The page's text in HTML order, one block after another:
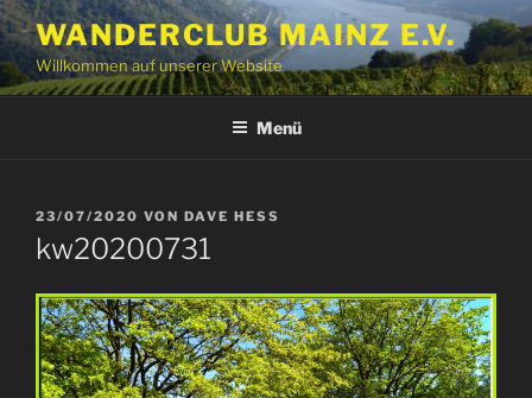
Zum
Inhalt
springen
WANDERCLUB MAINZ E.V.
Willkommen auf unserer Website
Menü
VERÖFFENTLICHT
AM
23/07/2020 VON DAVE HESS
kw20200731